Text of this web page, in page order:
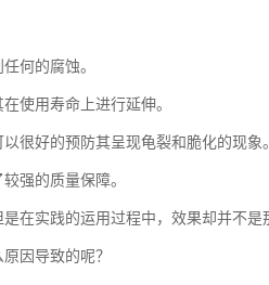
何的腐蚀。
使用寿命上进行延伸。
很好的预防其呈现龟裂和脆化的现象。
强的质量保障。
在实践的运用过程中，效果却并不是
因导致的呢？